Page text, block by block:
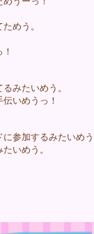
めう。
みたいめう。
いめうっ！
参加するみたいめ
いめう。